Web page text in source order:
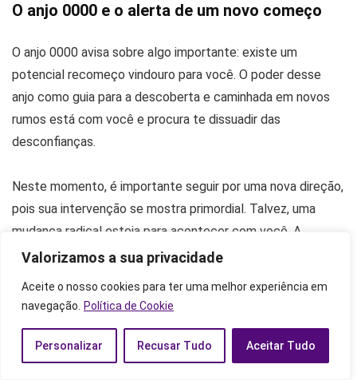
Valorizamos a sua privacidade
Aceite o nosso cookies para ter uma melhor experiência em
navegação.
Política de Cookie
Personalizar Recusar Tudo Aceitar Tudo
O anjo 0000 e o alerta de um novo começo
O anjo 0000 avisa sobre algo importante: existe um
potencial recomeço vindouro para você. O poder desse
anjo como guia para a descoberta e caminhada em novos
rumos está com você e procura te dissuadir das
desconfianças.
Neste momento, é importante seguir por uma nova direção,
pois sua intervenção se mostra primordial. Talvez, uma
mudança radical esteja para acontecer com você. A
mensagem do anjo é sobre a vinda dela, para que você não
O anjo 0000 e a proteção divina
Você é um protegido do divino. A influência do 0000 neste